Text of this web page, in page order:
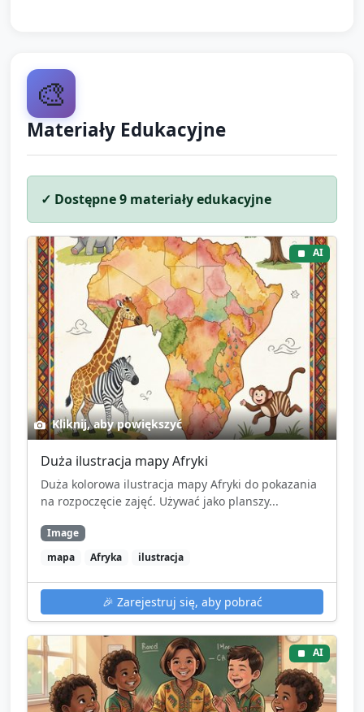
🎨
Materiały Edukacyjne
✓ Dostępne9 materiały edukacyjne
AI
Kliknij, aby powiększyć
Duża ilustracja mapy Afryki
Duża kolorowa ilustracja mapy Afryki do pokazania
na rozpoczęcie zajęć. Używać jako planszy...
Image
mapa
Afryka ilustracja
🎉 Zarejestruj się, aby pobrać
AI